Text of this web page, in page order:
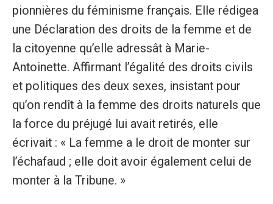
pionnières du féminisme français. Elle rédigea
une Déclaration des droits de la femme et de
la citoyenne qu’elle adressât à Marie-
Antoinette. Affirmant l’égalité des droits civils
et politiques des deux sexes, insistant pour
qu’on rendît à la femme des droits naturels que
la force du préjugé lui avait retirés, elle
écrivait : « La femme a le droit de monter sur
l’échafaud ; elle doit avoir également celui de
monter à la Tribune. »